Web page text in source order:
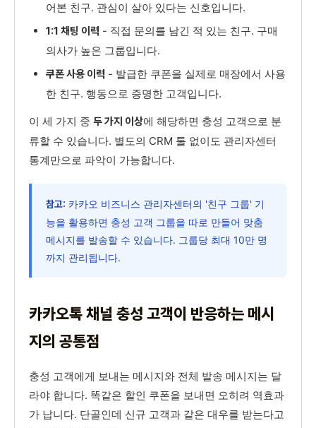
어본 친구. 관심이 살아 있다는 신호입니다.
1:1 채팅 이력 - 직접 문의를 남긴 적 있는 친구. 구매
의사가 높은 그룹입니다.
쿠폰 사용 이력 - 발급한 쿠폰을 실제로 매장에서 사용
한 친구. 행동으로 증명한 고객입니다.
이 세 가지 중 두 가지 이상에 해당하면 충성 고객으로 분
류할 수 있습니다. 별도의 CRM 툴 없이도 관리자센터
통계만으로 파악이 가능합니다.
참고: 카카오 비즈니스 관리자센터의 '친구 그룹' 기
능을 활용하면 충성 고객 그룹을 따로 만들어 맞춤
메시지를 발송할 수 있습니다. 그룹당 최대 10만 명
까지 관리됩니다.
카카오톡 채널 충성 고객이 반응하는 메시
지의 공통점
충성 고객에게 보내는 메시지와 전체 발송 메시지는 달
라야 합니다. 똑같은 할인 쿠폰을 보내면 오히려 역효과
가 납니다. 단골인데 신규 고객과 같은 대우를 받는다고